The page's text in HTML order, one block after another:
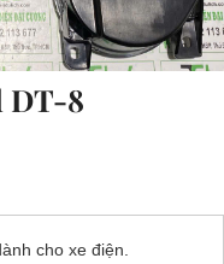
DT-8
cho xe điện.